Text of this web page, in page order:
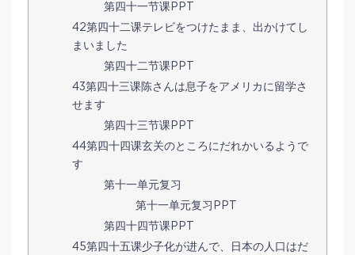
第四十一节课PPT
42第四十二课テレビをつけたまま、出かけてし
まいました
第四十二节课PPT
43第四十三课陈さんは息子をアメリカに留学さ
せます
第四十三节课PPT
44第四十四课玄关のところにだれかいるようで
す
第十一单元复习
第十一单元复习PPT
第四十四节课PPT
45第四十五课少子化が进んで、日本の人口はだ